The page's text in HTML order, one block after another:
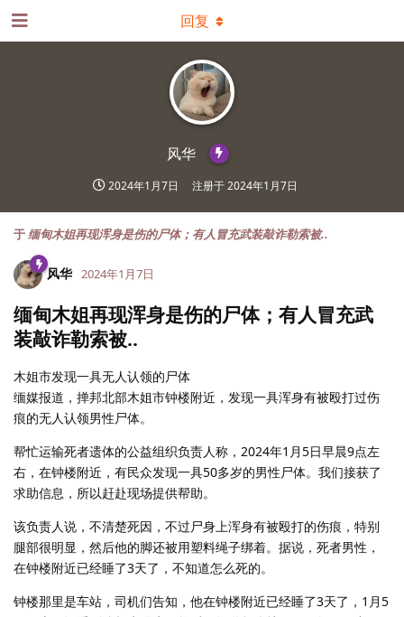
风华
2024年1月7日 注册于2024年1月7日
回复
于缅甸木姐再现浑身是伤的尸体；有人冒充武装敲诈勒索被..
风华 2024年1月7日
缅甸木姐再现浑身是伤的尸体；有人冒充武
装敲诈勒索被..
木姐市发现一具无人认领的尸体
缅媒报道，掸邦北部木姐市钟楼附近，发现一具浑身有被殴打过伤
痕的无人认领男性尸体。
帮忙运输死者遗体的公益组织负责人称，2024年1月5日早晨9点左
右，在钟楼附近，有民众发现一具50多岁的男性尸体。我们接获了
求助信息，所以赶赴现场提供帮助。
该负责人说，不清楚死因，不过尸身上浑身有被殴打的伤痕，特别
腿部很明显，然后他的脚还被用塑料绳子绑着。据说，死者男性，
在钟楼附近已经睡了3天了，不知道怎么死的。
钟楼那里是车站，司机们告知，他在钟楼附近已经睡了3天了，1月5